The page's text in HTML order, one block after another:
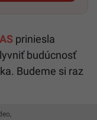
priniesla
budúcnosť
Budeme si raz